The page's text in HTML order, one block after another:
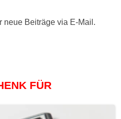
neue Beiträge via E-Mail.
FÜR